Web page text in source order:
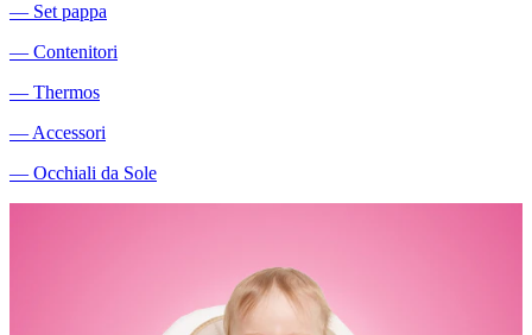
― Set pappa
― Contenitori
― Thermos
― Accessori
― Occhiali da Sole